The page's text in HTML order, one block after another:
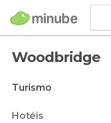
Woodbridge
turismo
hotéis